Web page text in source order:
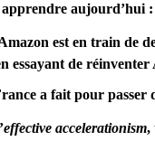
apprendre aujourd’hui :
est en train de
essayant de réinventer
a fait pour passer
effective accelerationism,